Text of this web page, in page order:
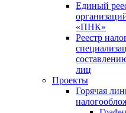
Единый
«ПНК»
Реестр
лиц
Проекты
Горячая